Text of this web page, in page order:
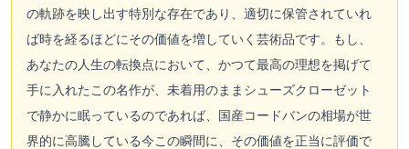
の軌跡を映し出す特別な存在であり、適切に保管されていれ
ば時を経るほどにその価値を増していく芸術品です。もし、
あなたの人生の転換点において、かつて最高の理想を掲げて
手に入れたこの名作が、未着用のままシューズクローゼット
で静かに眠っているのであれば、国産コードバンの相場が世
界的に高騰している今この瞬間に、その価値を正当に評価で